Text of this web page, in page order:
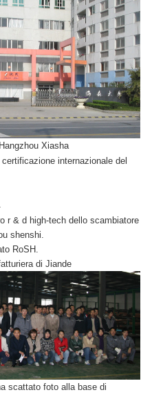
Xiasha
internazionale del
r & d high-tech dello scambiatore
shenshi.
RoSH.
di Jiande
scattato foto alla base di